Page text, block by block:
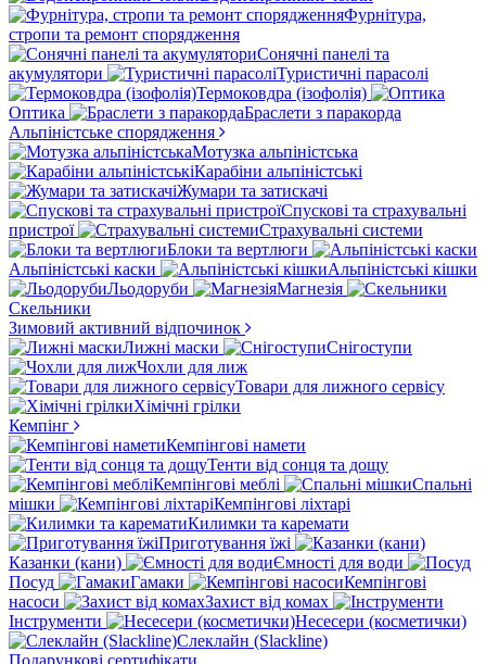
Фурнітура,
стропи та ремонт спорядження
Сонячні панелі та
акумулятори
Туристичні парасолі
Термоковдра (ізофолія)
Оптика
Браслети з паракорда
Альпіністське спорядження
Мотузка альпіністська
Карабіни альпіністські
Жумари та затискачі
Спускові та страхувальні
пристрої
Страхувальні системи
Блоки та вертлюги
Альпіністські каски
Альпіністські кішки
Льодоруби
Магнезія
Скельники
Зимовий активний відпочинок
Лижні маски
Снігоступи
Чохли для лиж
Товари для лижного сервісу
Хімічні грілки
Кемпінг
Кемпінгові намети
Тенти від сонця та дощу
Кемпінгові меблі
Спальні
мішки
Кемпінгові ліхтарі
Килимки та каремати
Приготування їжі
Казанки (кани)
Ємності для води
Посуд
Гамаки
Кемпінгові
насоси
Захист від комах
Інструменти
Несесери (косметички)
Слеклайн (Slackline)
Подарункові сертифікати